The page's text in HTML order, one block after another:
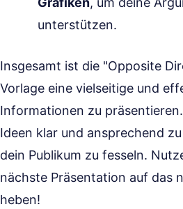
unterstützen.
Insgesamt ist die "Opposite
Vorlage eine vielseitige und
Informationen zu
Ideen klar und ansprechend
dein Publikum zu fesseln.
nächste Präsentation auf das
heben!